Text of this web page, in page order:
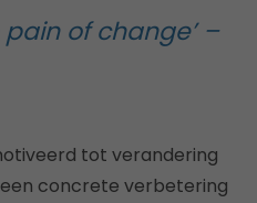
of change’ –
tot verandering
concrete verbetering